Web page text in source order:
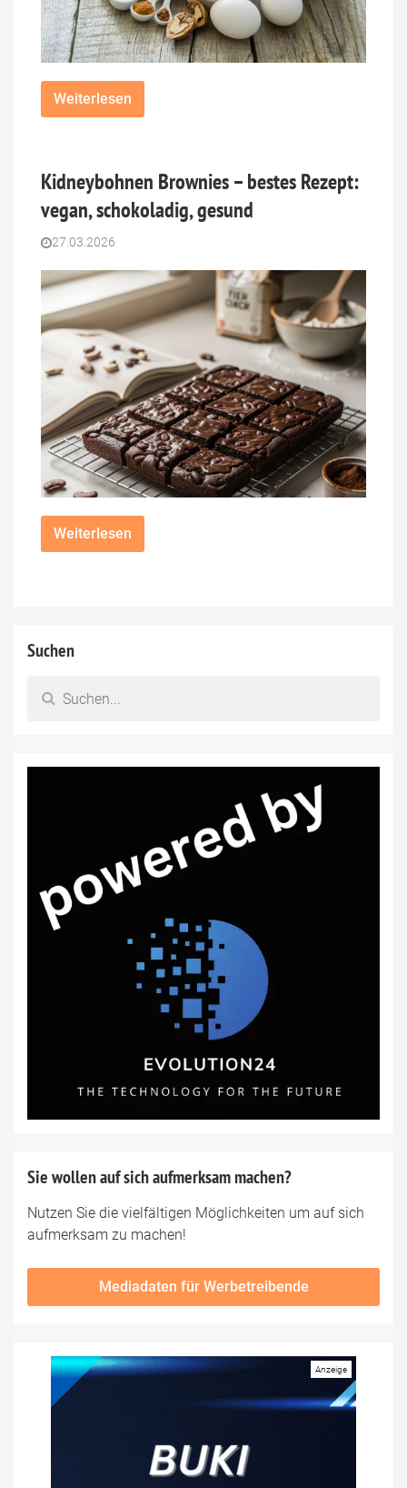
Weiterlesen
Kidneybohnen Brownies – bestes Rezept:
vegan, schokoladig, gesund
27.03.2026
Weiterlesen
Suchen
Sie wollen auf sich aufmerksam machen?
Nutzen Sie die vielfältigen Möglichkeiten um auf sich
aufmerksam zu machen!
Mediadaten für Werbetreibende